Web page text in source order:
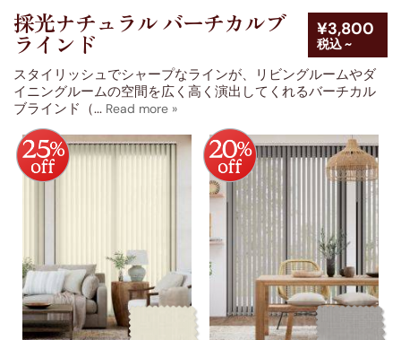
絞り込み
色
ホワイト (1)
グレー・シルバー
(1)
イエロー・ゴールド (1)
ダーク ウッドブラインド (2)
採光ナチュラル バーチカルブ
ラインド
¥3,800
税込 ~
スタイリッシュでシャープなラインが、リビングルームやダ
イニングルームの空間を広く高く演出してくれるバーチカル
ブラインド（...